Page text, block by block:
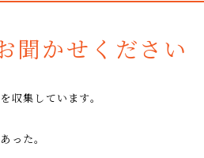
聞かせください
収集しています。
った。